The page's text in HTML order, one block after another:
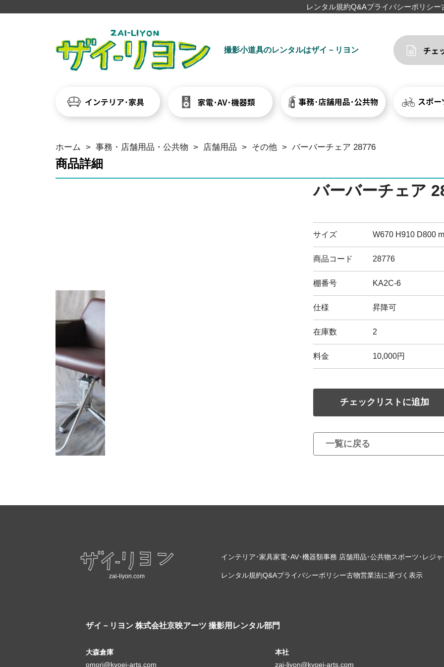
レンタル規約Q&Aプライバシーポリシー
撮影小道具のレンタルはザイ－リヨン
ホーム > 事務・店舗用品・公共物 > 店舗用品 > その他 > バーバーチェア 28776
商品詳細
バーバーチェア
サイズ W670 H910 D800
商品コード 28776
棚番号 KA2C-6
仕様 昇降可
在庫数 2
料金 10,000円
チェックリストに追加
一覧に戻る
zai-liyon.com
インテリア･家具家電･AV･機器類事務 店舗用品･公共物スポーツ･レジ
レンタル規約Q&Aプライバシーポリシー古物営業法に基づく表示
ザイ－リヨン 株式会社京映アーツ 撮影用レンタル部門
大森倉庫
omori@kyoei-arts.com
本社
zai-liyon@kyoei-arts.com